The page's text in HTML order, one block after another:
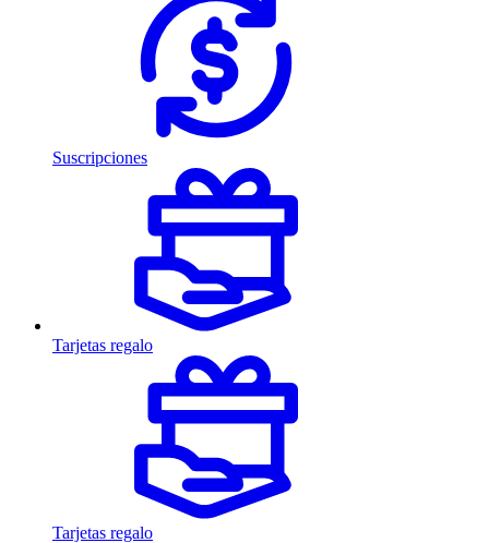
Suscripciones
Tarjetas regalo
Tarjetas regalo